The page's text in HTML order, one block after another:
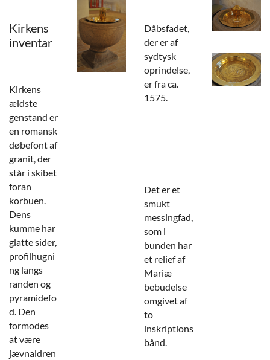
Kirkens
inventar
Kirkens
ældste
genstand er
en romansk
døbefont af
granit, der
står i skibet
foran
korbuen.
Dens
kumme har
glatte sider,
profilhugni
ng langs
randen og
pyramidefo
d. Den
formodes
at være
jævnaldren
Dåbsfadet,
der er af
sydtysk
oprindelse,
er fra ca.
1575.
Det er et
smukt
messingfad,
som i
bunden har
et relief af
Mariæ
bebudelse
omgivet af
to
inskriptions
bånd.